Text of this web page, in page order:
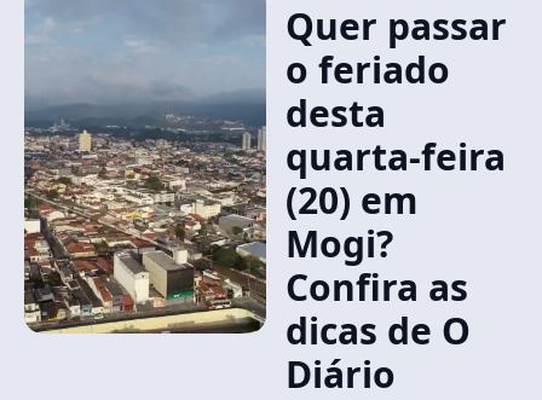
Quer passar
o feriado
desta
quarta-feira
(20) em
Mogi?
Confira as
dicas de O
Diário